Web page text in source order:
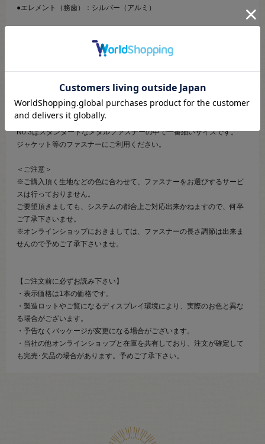
●エレメント（務歯）：シルバー（アルミ）
エレメントが金属でできているオープンファスナーです。
スライダーを1番下まで下ろすことで、左右のテープを離すことが出来ま
YZiP（アルミ）はYKKメタルファスナーのスタンダードのアルミ合金フ
ァスナー ( MA、RA ) よりもエレメントの厚みを増して、強度を向上させ
ています。
No.3はスタンダードなメタルファスナーの中で一番細いサイズです。
ジャケット等のファスナーにご利用ください。
＜ご注意＞
※ご購入頂く生地などの色に合わせて、ファスナーをお選びするサービ
スは行っておりません。
ご要望頂きましても、システムの都合上ご対応出来かねますので、何卒
ご了承下さいませ。
※オンラインショップにおきましては、ファスナーの長さ調節は出来ま
せんので予めご了承下さいませ。
【ご注文前に必ずお読み下さい】
・表示価格は1本の価格です。
・製造ロットやご覧になるディスプレイ環境により、実際のお色と異な
る場合がございます。
・予告なくパッケージが変更になる場合がございます。
・当社の他オンラインショップと在庫を共有しており、注文が確定して
も完売･欠品の場合があります。予めご了承下さい。